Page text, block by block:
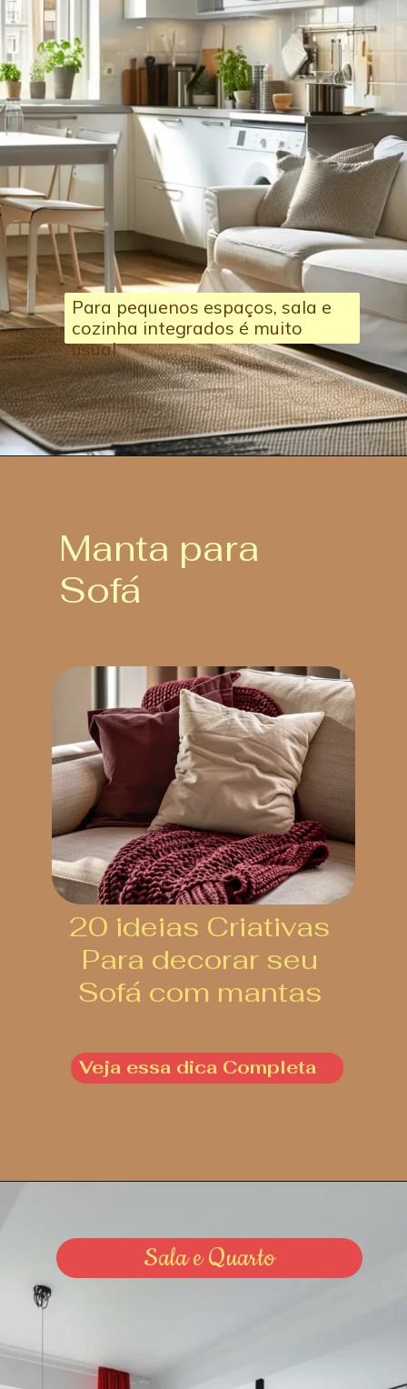
Para pequenos espaços, sala e
cozinha integrados é muito
usual
Manta para
Sofá
20 ideias Criativas
Para decorar seu
Sofá com mantas
Veja essa dica Completa
Sala e Quarto